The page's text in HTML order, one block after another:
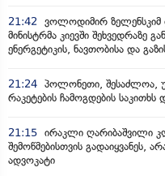
21:42
ვოლოდიმირ ზელენსკიმ
მინისტრმა კიევში შეხვედრაზე
ენერგეტიკის, ნავთობისა და
21:24 პოლონეთი, შესაძლოა,
რაკეტების ჩამოგდების საკითხს
21:15 ირაკლი ღარიბაშვილი
შემოწმებისთვის გადაიყვანეს,
ადვოკატი